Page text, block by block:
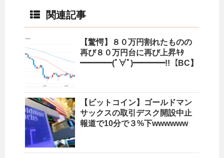
関連記事
【驚愕】８０万円割れたものの
再び８０万円台に再び上昇ｷﾀ
━━━━(ﾟ∀ﾟ)━━━━!!【BC】
【ビットコイン】ゴールドマン
サックスの取引デスク開設中止
報道で10分で３%下wwwwww